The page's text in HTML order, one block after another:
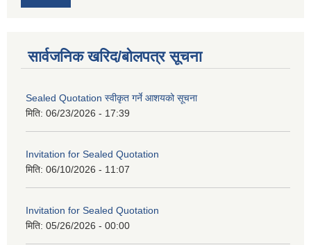
सार्वजनिक खरिद/बोलपत्र सूचना
Sealed Quotation स्वीकृत गर्ने आशयको सूचना
मिति: 06/23/2026 - 17:39
Invitation for Sealed Quotation
मिति: 06/10/2026 - 11:07
Invitation for Sealed Quotation
मिति: 05/26/2026 - 00:00